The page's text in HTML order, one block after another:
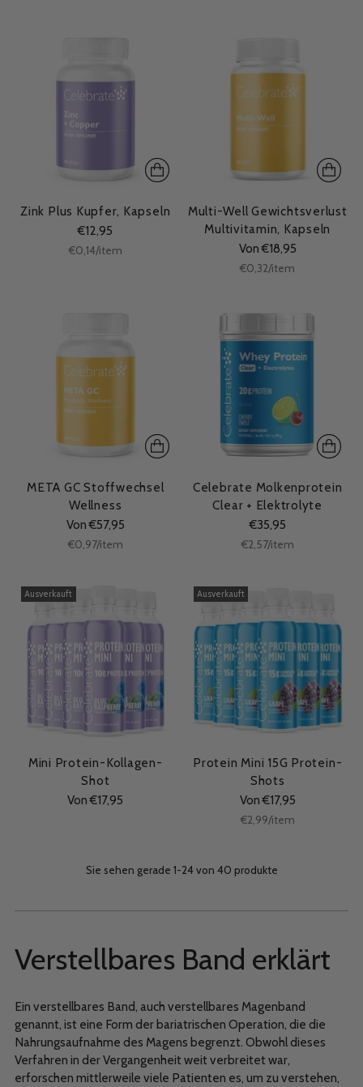
Zink Plus Kupfer, Kapseln
€12,95
Stückpreis
€0,14/per
item
Multi-Well Gewichtsverlust
Multivitamin, Kapseln
Von €18,95
Stückpreis
€0,32/per
item
META GC Stoffwechsel
Wellness
Von €57,95
Stückpreis
€0,97/per
item
Celebrate Molkenprotein
Clear + Elektrolyte
€35,95
Stückpreis
€2,57/per
item
Ausverkauft
Mini Protein-Kollagen-
Shot
Von €17,95
Ausverkauft
Protein Mini 15G Protein-
Shots
Von €17,95
Stückpreis
€2,99/per
item
Sie sehen gerade 1-24 von 40 produkte
Verstellbares Band erklärt
Ein verstellbares Band, auch verstellbares Magenband
genannt, ist eine Form der bariatrischen Operation, die die
Nahrungsaufnahme des Magens begrenzt. Obwohl dieses
Verfahren in der Vergangenheit weit verbreitet war,
erforschen mittlerweile viele Patienten es, um zu verstehen,